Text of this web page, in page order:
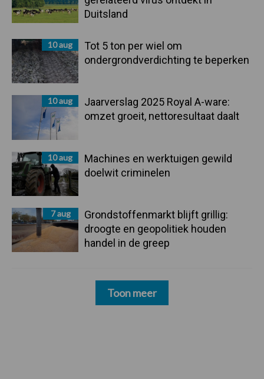
Duitsland
10 aug
Tot 5 ton per wiel om
ondergrondverdichting te beperken
10 aug
Jaarverslag 2025 Royal A-ware:
omzet groeit, nettoresultaat daalt
10 aug
Machines en werktuigen gewild
doelwit criminelen
7 aug
Grondstoffenmarkt blijft grillig:
droogte en geopolitiek houden
handel in de greep
Toon meer